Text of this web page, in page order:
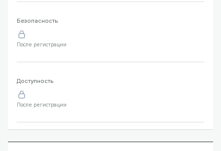
Безопасность
После регистрации
Доступность
После регистрации